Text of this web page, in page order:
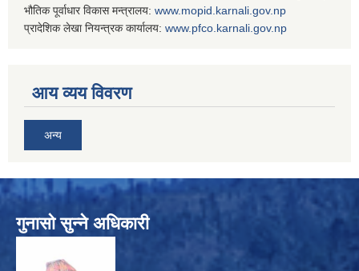
भौतिक पूर्वाधार विकास मन्त्रालय: www. mopid.karnali.gov.np
प्रादेशिक लेखा नियन्त्रक कार्यालय: www. pfco.karnali.gov.np
आय व्यय विवरण
अन्य
गुनासो सुन्ने अधिकारी